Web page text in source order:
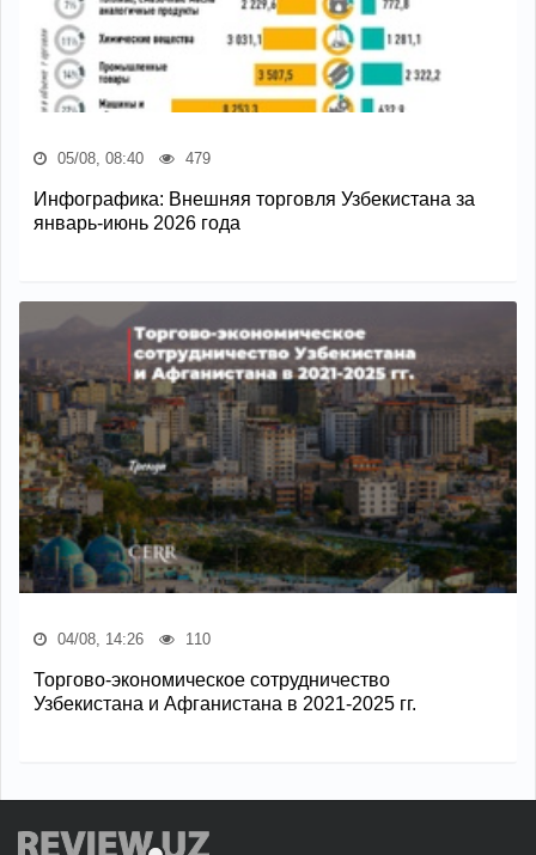
05/08, 08:40 479
Инфографика: Внешняя торговля Узбекистана за
январь-июнь 2026 года
04/08, 14:26 110
Торгово-экономическое сотрудничество
Узбекистана и Афганистана в 2021-2025 гг.